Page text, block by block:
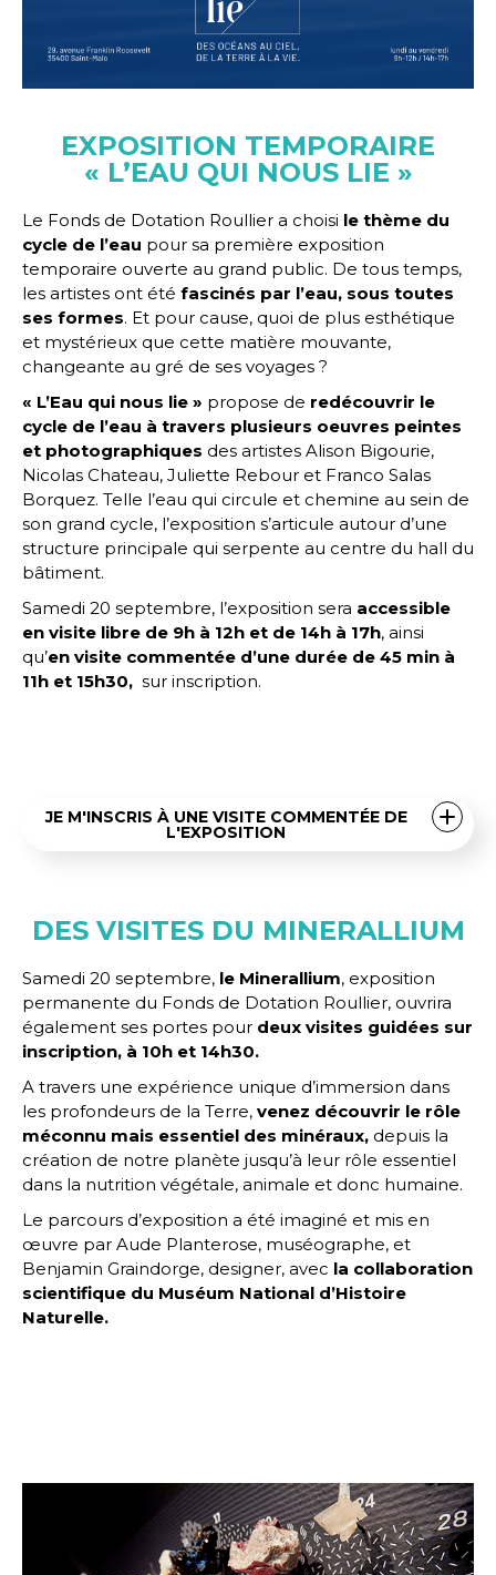
EXPOSITION TEMPORAIRE
« L’EAU QUI NOUS LIE »
Le Fonds de Dotation Roullier a choisi le thème du
cycle de l’eau pour sa première exposition
temporaire ouverte au grand public. De tous temps,
les artistes ont été fascinés par l’eau, sous toutes
ses formes. Et pour cause, quoi de plus esthétique
et mystérieux que cette matière mouvante,
changeante au gré de ses voyages ?
« L’Eau qui nous lie » propose de redécouvrir le
cycle de l’eau à travers plusieurs oeuvres peintes
et photographiques des artistes Alison Bigourie,
Nicolas Chateau, Juliette Rebour et Franco Salas
Borquez. Telle l’eau qui circule et chemine au sein de
son grand cycle, l’exposition s’articule autour d’une
structure principale qui serpente au centre du hall du
bâtiment.
Samedi 20 septembre, l’exposition sera accessible
en visite libre de 9h à 12h et de 14h à 17h, ainsi
qu’en visite commentée d’une durée de 45 min à
11h et 15h30, sur inscription.
JE M'INSCRIS À UNE VISITE COMMENTÉE DE
L'EXPOSITION
DES VISITES DU MINERALLIUM
Samedi 20 septembre, le Minerallium, exposition
permanente du Fonds de Dotation Roullier, ouvrira
également ses portes pour deux visites guidées sur
inscription, à 10h et 14h30.
A travers une expérience unique d’immersion dans
les profondeurs de la Terre, venez découvrir le rôle
méconnu mais essentiel des minéraux, depuis la
création de notre planète jusqu’à leur rôle essentiel
dans la nutrition végétale, animale et donc humaine.
Le parcours d’exposition a été imaginé et mis en
œuvre par Aude Planterose, muséographe, et
Benjamin Graindorge, designer, avec la collaboration
scientifique du Muséum National d’Histoire
Naturelle.